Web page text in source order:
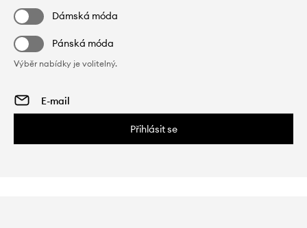
Dámská móda
Pánská móda
Výběr nabídky je volitelný.
Přihlásit se